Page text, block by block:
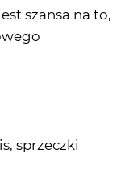
szansa na to,
sprzeczki